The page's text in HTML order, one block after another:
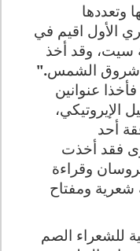
وتعددها
الأول اقيم في
سيت، وقد أخذ
شروق الشمس".
عنوانين
الإيروتيكي،
أحد
فقد أخذت
وقراءة
شعرية ومفتاح
للشعراء الصم